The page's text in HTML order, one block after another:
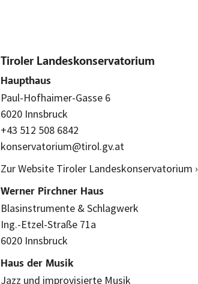
Tiroler Landeskonservatorium
Haupthaus
Paul-Hofhaimer-Gasse 6
6020 Innsbruck
+43 512 508 6842
konservatorium@tirol.gv.at
Zur Website Tiroler Landeskonservatorium ›
Werner Pirchner Haus
Blasinstrumente & Schlagwerk
Ing.-Etzel-Straße 71a
6020 Innsbruck
Haus der Musik
Jazz und improvisierte Musik